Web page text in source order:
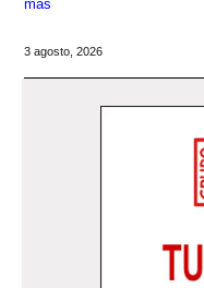
más
3 agosto, 2026